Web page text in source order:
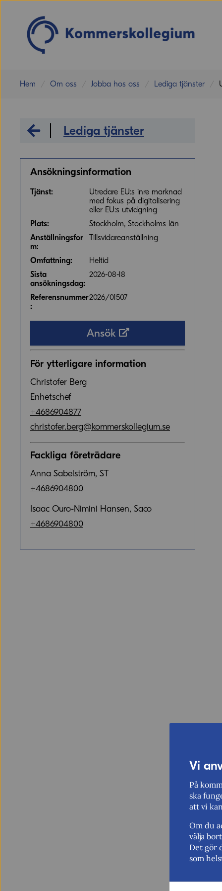
Hem Om oss Jobba hos oss Lediga tjänster
Jobba hos ossLediga tjänster
Ansökningsinformation
Tjänst:
Utredare EU:s inre marknad
med fokus på digitalisering
eller EU:s utvidgning
Plats:
Stockholm, Stockholms län
Anställningsfor
m:
Tillsvidareanställning
Omfattning:
Heltid
Sista
ansökningsdag:
2026-08-18
Referensnummer
:
2026/01507
Ansök (extern webbplats)
För ytterligare information
Christofer Berg
Enhetschef
+4686904877
christofer.berg@kommerskollegium.se
Fackliga företrädare
Anna Sabelström, ST
+4686904800
Isaac Ouro-Nimini Hansen, Saco
+4686904800
Vi
På
ska
att vi
Om du
välja
Det gör
som